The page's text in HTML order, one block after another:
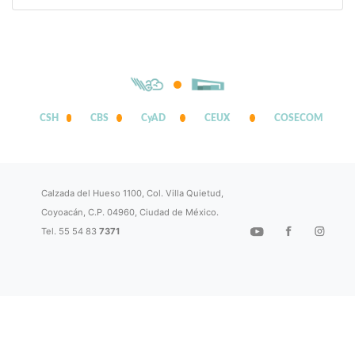
CSH CBS CyAD CEUX COSECOM
Calzada del Hueso 1100, Col. Villa Quietud,
Coyoacán, C.P. 04960, Ciudad de México.
Tel. 55 54 837371